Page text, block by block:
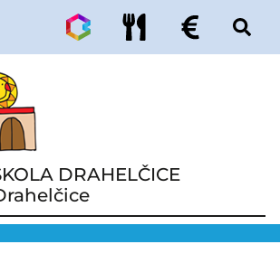
DRAHELČICE